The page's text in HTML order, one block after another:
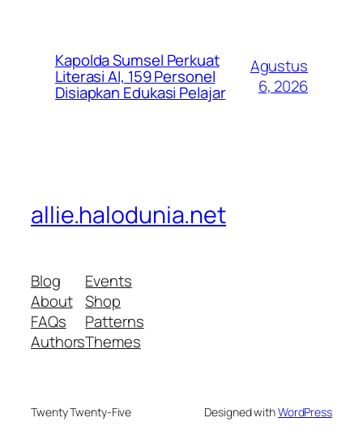
Kapolda Sumsel Perkuat
Literasi AI, 159 Personel
Disiapkan Edukasi Pelajar
Agustus
6, 2026
allie.halodunia.net
Blog
About
FAQs
Authors
Events
Shop
Patterns
Themes
Twenty Twenty-Five Designed withWordPress